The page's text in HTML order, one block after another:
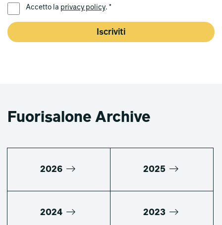
Accetto la privacy policy. *
Iscriviti
Fuorisalone Archive
2026 2025
2024 2023